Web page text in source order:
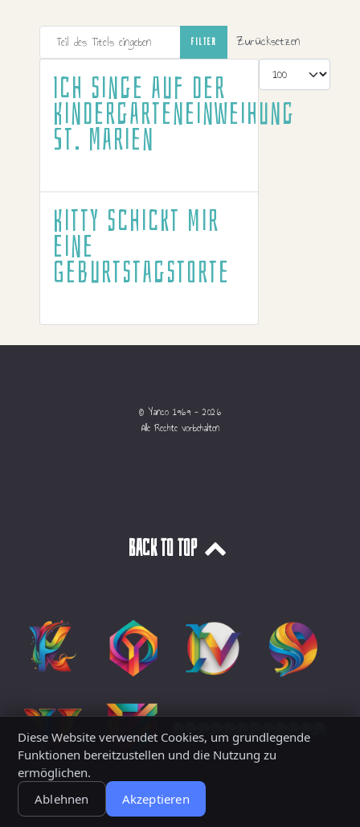
Teil des Titels eingeben
FILTER Zurücksetzen
Anzeige #
Ich singe auf der
Kindergarteneinweihung
St. Marien
Kitty schickt mir
eine
Geburtstagstorte
© Yanco 1969 - 2026
Alle Rechte vorbehalten
Back to top
Diese Website verwendet Cookies, um grundlegende
Funktionen bereitzustellen und die Nutzung zu
ermöglichen.
Ablehnen
Akzeptieren